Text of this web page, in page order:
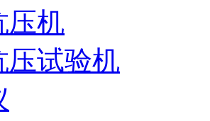
压机
压试验机